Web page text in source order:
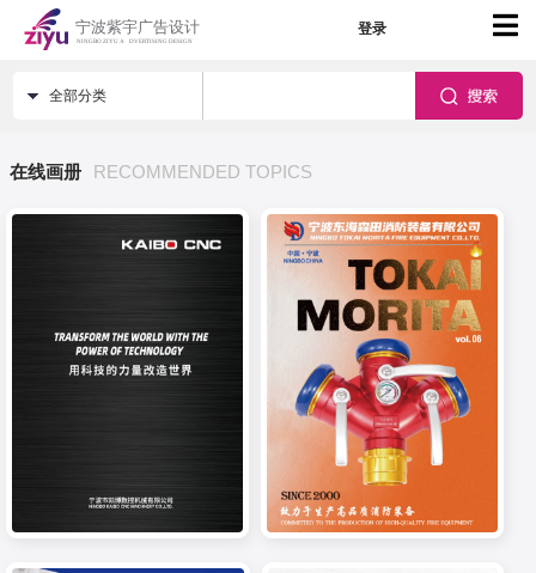
登录
全部分类
在线画册 RECOMMENDED TOPICS